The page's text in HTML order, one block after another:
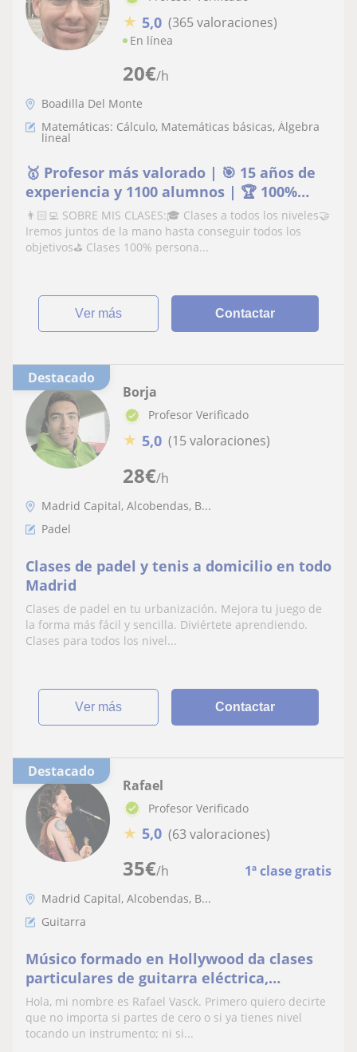
20€/h
★ 5,0 (365 valoraciones)
En línea
Boadilla Del Monte
Matemáticas: Cálculo, Matemáticas básicas, Álgebra
lineal
🥇 Profesor más valorado | 🎯 15 años de
experiencia y 1100 alumnos | 🏆 100%
aprobados
👨🏻‍💻 SOBRE MIS CLASES:🎓 Clases a todos los niveles🤝
Iremos juntos de la mano hasta conseguir todos los
objetivos⛳️ Clases 100% persona...
ver más Contactar
Destacado
28€/h
Borja
Profesor Verificado
★ 5,0 (15 valoraciones)
Madrid Capital, Alcobendas, B...
Padel
Clases de padel y tenis a domicilio en todo
Madrid
Clases de padel en tu urbanización. Mejora tu juego de
la forma más fácil y sencilla. Diviértete aprendiendo.
Clases para todos los nivel...
ver más Contactar
Destacado
35€/h 1ª clase gratis
Rafael
Profesor Verificado
★ 5,0 (63 valoraciones)
Madrid Capital, Alcobendas, B...
Guitarra
Músico formado en Hollywood da clases
particulares de guitarra eléctrica,
acústica y clásica. Armonía, improvisación
Hola, mi nombre es Rafael Vasck. Primero quiero decirte
que no importa si partes de cero o si ya tienes nivel
tocando un instrumento; ni si...